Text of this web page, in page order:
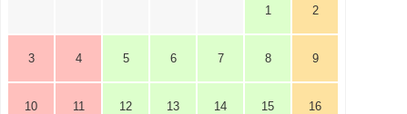
1 2
3 4 5 6 7 8 9
10 11 12 13 14 15 16